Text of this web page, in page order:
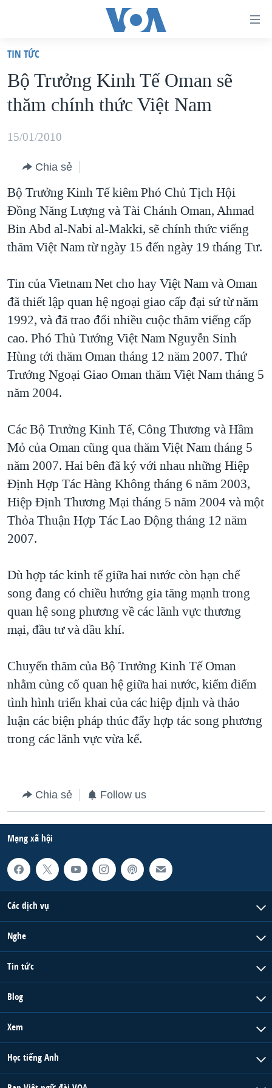
truy
cập
Tới
dung
chính
điều
hướng
chính
Đi
"Tìm"
VIỆT NAM
HOA KỲ
BIỂN ĐÔNG
BLOG
DIỄN ĐÀN
MỤC
TỰ DO BÁO CHÍ
NGƯỜI VIỆT HẢI NGOẠI
ĐỜI SỐNG
KINH TẾ
KHOA HỌC
SỨC KHOẺ
VĂN HOÁ
GIÁO DỤC
CHUYÊN ĐỀ
HÀNH TRÌNH BẦU CỬ 2024
MỘT NĂM CHIẾN TRANH TẠI DẢI GAZA
GIẢI MÃ VÀNH ĐAI & CON ĐƯỜNG
NGÀY TỊ NẠN THẾ GIỚI
TRỊNH VĨNH BÌNH - NGƯỜI HẠ 'BÊN THẮNG CUỘC'
CHI PHÍ CHIẾN TRANH AFGHANISTAN
CÁC GIÁ TRỊ CỘNG HÒA Ở VIỆT NAM
THƯỢNG ĐỈNH TRUMP-KIM TẠI VIỆT NAM
TRỊNH VĨNH BÌNH VS. CHÍNH PHỦ VIỆT NAM
NGƯ DÂN VIỆT VÀ LÀN SÓNG TRỘM HẢI SÂM
BÊN KIA QUỐC LỘ: TIẾNG VỌNG TỪ NÔNG THÔN MỸ
VIDEO
NGHE
MẠNG XÃ HỘI
Ngôn ngữ khác
TIN TỨC
Bộ Trưởng Kinh Tế Oman sẽ
thăm chính thức Việt Nam
15/01/2010
Chia sẻ
Bộ Trưởng Kinh Tế kiêm Phó Chủ Tịch Hội
Đồng Năng Lượng và Tài Chánh Oman, Ahmad
Bin Abd al-Nabi al-Makki, sẽ chính thức viếng
thăm Việt Nam từ ngày 15 đến ngày 19 tháng Tư.
Tin của Vietnam Net cho hay Việt Nam và Oman
đã thiết lập quan hệ ngoại giao cấp đại sứ từ năm
1992, và đã trao đổi nhiều cuộc thăm viếng cấp
cao. Phó Thủ Tướng Việt Nam Nguyễn Sinh
Hùng tới thăm Oman tháng 12 năm 2007. Thứ
Trưởng Ngoại Giao Oman thăm Việt Nam tháng 5
năm 2004.
Các Bộ Trưởng Kinh Tế, Công Thương và Hầm
Mỏ của Oman cũng qua thăm Việt Nam tháng 5
năm 2007. Hai bên đã ký với nhau những Hiệp
Định Hợp Tác Hàng Không tháng 6 năm 2003,
Hiệp Định Thương Mại tháng 5 năm 2004 và một
Thỏa Thuận Hợp Tác Lao Động tháng 12 năm
2007.
Dù hợp tác kinh tế giữa hai nước còn hạn chế
song đang có chiều hướng gia tăng mạnh trong
quan hệ song phương về các lãnh vực thương
mại, đầu tư và dầu khí.
Chuyến thăm của Bộ Trưởng Kinh Tế Oman
nhằm củng cố quan hệ giữa hai nước, kiểm điểm
tình hình triển khai của các hiệp định và thảo
luận các biện pháp thúc đẩy hợp tác song phương
trong các lãnh vực vừa kể.
Chia sẻ Follow us
Mạng xã hội
Các dịch vụ
Nghe
Tin tức
Blog
Xem
Học tiếng Anh